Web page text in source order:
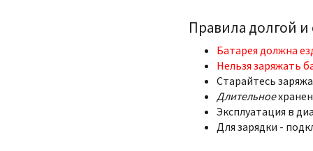
Правила долгой
Батарея должна
Нельзя заряжать
Старайтесь
Длительное
Эксплуатация в
Для зарядки -